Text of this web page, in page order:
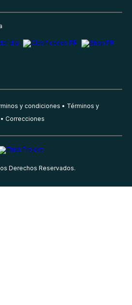
y condiciones
Términos y
Correcciones
Derechos Reservados.